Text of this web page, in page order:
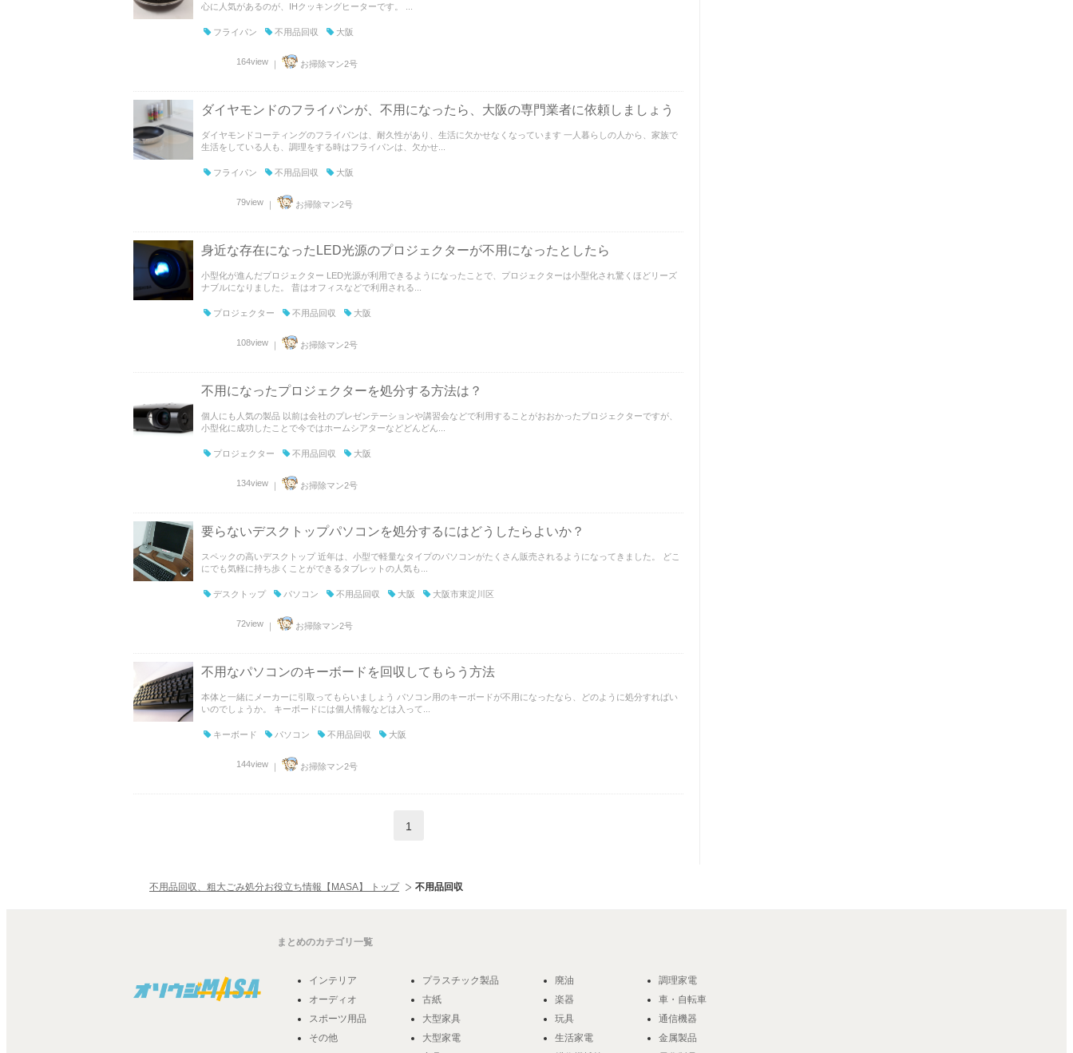
心に人気があるのが、IHクッキングヒーターです。 ...
フライパン 不用品回収 大阪
164view ｜ お掃除マン2号
ダイヤモンドのフライパンが、不用になったら、大阪の専門業者に依頼しましょう
ダイヤモンドコーティングのフライパンは、耐久性があり、生活に欠かせなくなっています 一人暮らしの人から、家族で
生活をしている人も、調理をする時はフライパンは、欠かせ...
フライパン 不用品回収 大阪
79view ｜ お掃除マン2号
身近な存在になったLED光源のプロジェクターが不用になったとしたら
小型化が進んだプロジェクター LED光源が利用できるようになったことで、プロジェクターは小型化され驚くほどリーズ
ナブルになりました。 昔はオフィスなどで利用される...
プロジェクター 不用品回収 大阪
108view ｜ お掃除マン2号
不用になったプロジェクターを処分する方法は？
個人にも人気の製品 以前は会社のプレゼンテーションや講習会などで利用することがおおかったプロジェクターですが、
小型化に成功したことで今ではホームシアターなどどんどん...
プロジェクター 不用品回収 大阪
134view ｜ お掃除マン2号
要らないデスクトップパソコンを処分するにはどうしたらよいか？
スペックの高いデスクトップ 近年は、小型で軽量なタイプのパソコンがたくさん販売されるようになってきました。 どこ
にでも気軽に持ち歩くことができるタブレットの人気も...
デスクトップ パソコン 不用品回収 大阪 大阪市東淀川区
72view ｜ お掃除マン2号
不用なパソコンのキーボードを回収してもらう方法
本体と一緒にメーカーに引取ってもらいましょう パソコン用のキーボードが不用になったなら、どのように処分すればい
いのでしょうか。 キーボードには個人情報などは入って...
キーボード パソコン 不用品回収 大阪
144view ｜ お掃除マン2号
1
不用品回収、粗大ごみ処分お役立ち情報【MASA】 トップ 不用品回収
まとめのカテゴリ一覧
インテリア
オーディオ
スポーツ用品
その他
プラスチック製品
古紙
大型家具
大型家電
廃油
楽器
玩具
生活家電
調理家電
車・自転車
通信機器
金属製品